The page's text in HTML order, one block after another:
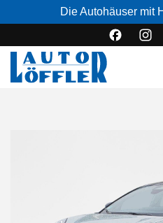
Die Autohäuser mit